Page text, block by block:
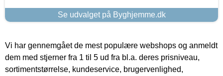
Se udvalget på Byghjemme.dk
Vi har gennemgået de mest populære webshops og anmeldt
dem med stjerner fra 1 til 5 ud fra bl.a. deres prisniveau,
sortimentstørrelse, kundeservice, brugervenlighed,